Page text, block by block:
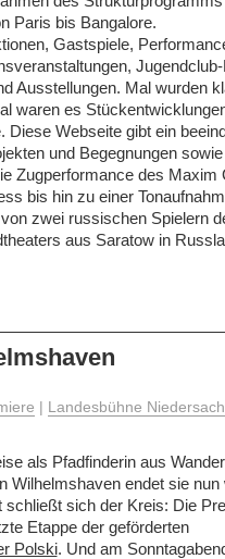
Paris bis Bangalore.
Gastspiele,
Ausstellungen. Mal wurden
waren es
Diese Webseite gibt ein
und Begegnungen
Zugperformance des Maxim
bis hin zu einer
zwei russischen Spielern
aus Saratow in
Landesbühne
als Pfadfinderin aus
Wilhelmshaven endet sie nun
schließt sich der Kreis: Die
Etappe der geförderten
Polski. Und am